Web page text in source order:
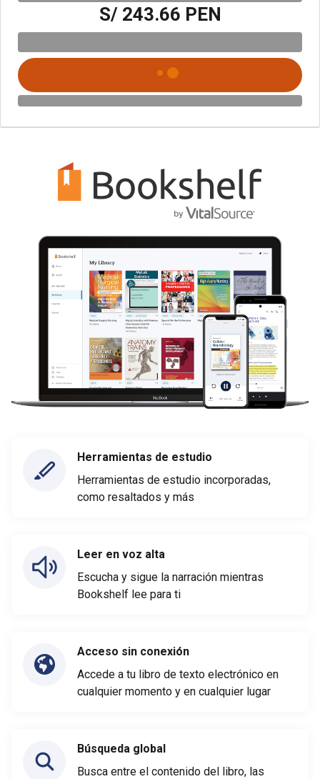
S/ 243.66 PEN
Herramientas de estudio
Herramientas de estudio incorporadas,
como resaltados y más
Leer en voz alta
Escucha y sigue la narración mientras
Bookshelf lee para ti
Acceso sin conexión
Accede a tu libro de texto electrónico en
cualquier momento y en cualquier lugar
Búsqueda global
Busca entre el contenido del libro, las